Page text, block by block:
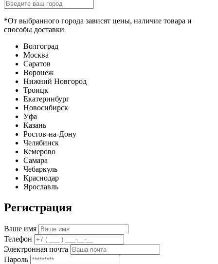
*От выбранного города зависят цены, наличие товара и
способы доставки
Волгоград
Москва
Саратов
Воронеж
Нижний Новгород
Троицк
Екатеринбург
Новосибирск
Уфа
Казань
Ростов-на-Дону
Челябинск
Кемерово
Самара
Чебаркуль
Краснодар
Ярославль
Регистрация
Ваше имя
Телефон
Электронная почта
Пароль